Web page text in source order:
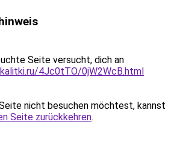
Seite versucht, dich an
4Jc0tTO/0jW2WcB.html
nicht besuchen möchtest, kannst
Seite zurückkehren.